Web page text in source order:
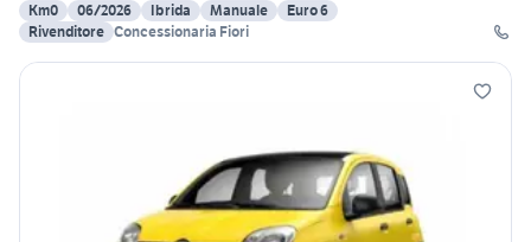
Km0
06/2026 Ibrida Manuale
Euro 6
Rivenditore Concessionaria Fiori